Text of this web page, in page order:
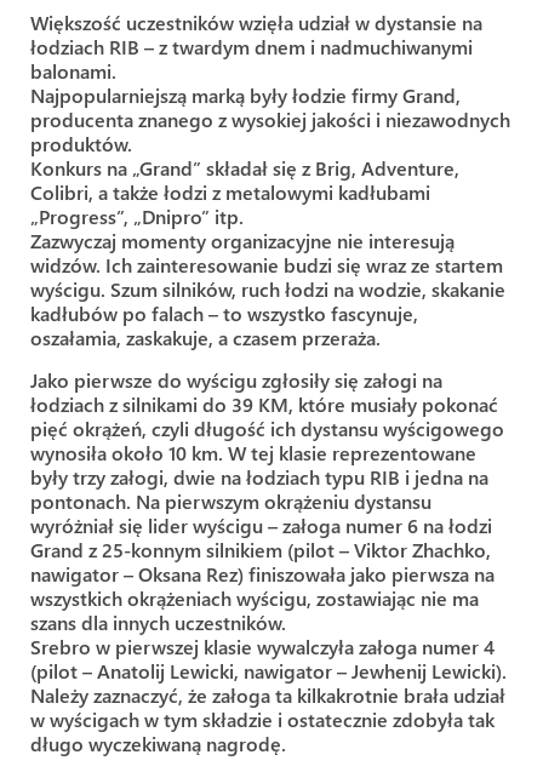
Większość uczestników wzięła udział w dystansie na
łodziach RIB – z twardym dnem i nadmuchiwanymi
balonami.
Najpopularniejszą marką były łodzie firmy Grand,
producenta znanego z wysokiej jakości i niezawodnych
produktów.
Konkurs na „Grand” składał się z Brig, Adventure,
Colibri, a także łodzi z metalowymi kadłubami
„Progress”, „Dnipro” itp.
Zazwyczaj momenty organizacyjne nie interesują
widzów. Ich zainteresowanie budzi się wraz ze startem
wyścigu. Szum silników, ruch łodzi na wodzie, skakanie
kadłubów po falach – to wszystko fascynuje,
oszałamia, zaskakuje, a czasem przeraża.
Jako pierwsze do wyścigu zgłosiły się załogi na
łodziach z silnikami do 39 KM, które musiały pokonać
pięć okrążeń, czyli długość ich dystansu wyścigowego
wynosiła około 10 km. W tej klasie reprezentowane
były trzy załogi, dwie na łodziach typu RIB i jedna na
pontonach. Na pierwszym okrążeniu dystansu
wyróżniał się lider wyścigu – załoga numer 6 na łodzi
Grand z 25-konnym silnikiem (pilot – Viktor Zhachko,
nawigator – Oksana Rez) finiszowała jako pierwsza na
wszystkich okrążeniach wyścigu, zostawiając nie ma
szans dla innych uczestników.
Srebro w pierwszej klasie wywalczyła załoga numer 4
(pilot – Anatolij Lewicki, nawigator – Jewhenij Lewicki).
Należy zaznaczyć, że załoga ta kilkakrotnie brała udział
w wyścigach w tym składzie i ostatecznie zdobyła tak
długo wyczekiwaną nagrodę.